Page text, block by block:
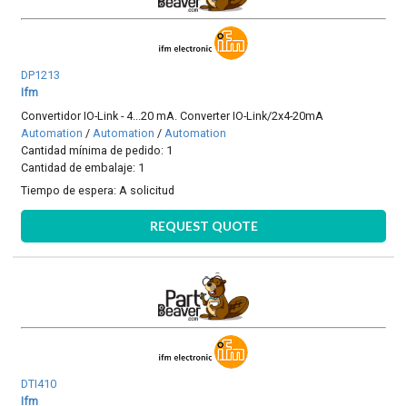
DP1213
Ifm
Convertidor IO-Link - 4...20 mA. Converter IO-Link/2x4-20mA
Automation / Automation / Automation
Cantidad mínima de pedido: 1
Cantidad de embalaje: 1
Tiempo de espera: A solicitud
REQUEST QUOTE
DTI410
Ifm